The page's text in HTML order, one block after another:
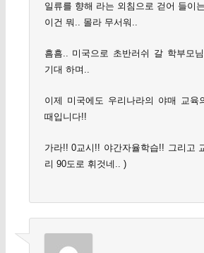
일류를 향해 라는 외침으로 걷어 들이
이건 뭐.. 몰라 무서워..
흠흠.. 미국으로 초반러쉬 갈 학부모
기대 하며..
이제 미국에도 우리나라의 야매 교육
때입니다!!
가라!! 0교시!! 야간자율학습!! 그리고
리 90도로 휘것네.. )